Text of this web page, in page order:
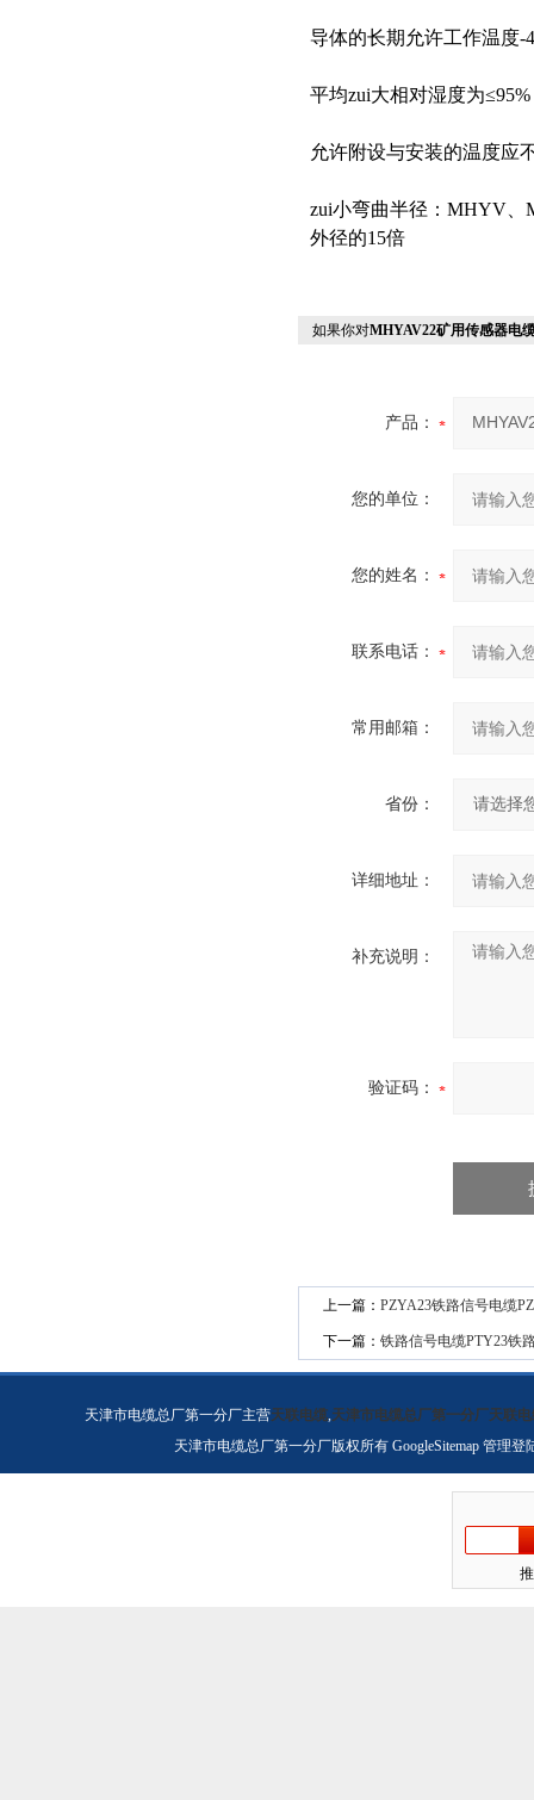
导体的长期允许工作温度-
平均zui大相对湿度为
允许附设与安装的温度应
zui小弯曲半径：MHYV、
外径的15倍
如果你对MHYAV22矿用传感器电
产品：
您的单位：
您的姓名：
联系电话：
常用邮箱：
省份：
详细地址：
补充说明：
验证码：
上一篇： PZYA23铁路信号电缆
下一篇： 铁路信号电缆PTY23铁
天津市电缆总厂第一分厂主营天联电缆,天津市电缆总厂第一分厂天联电
天津市电缆总厂第一分厂版权所有 GoogleSitemap 管理登